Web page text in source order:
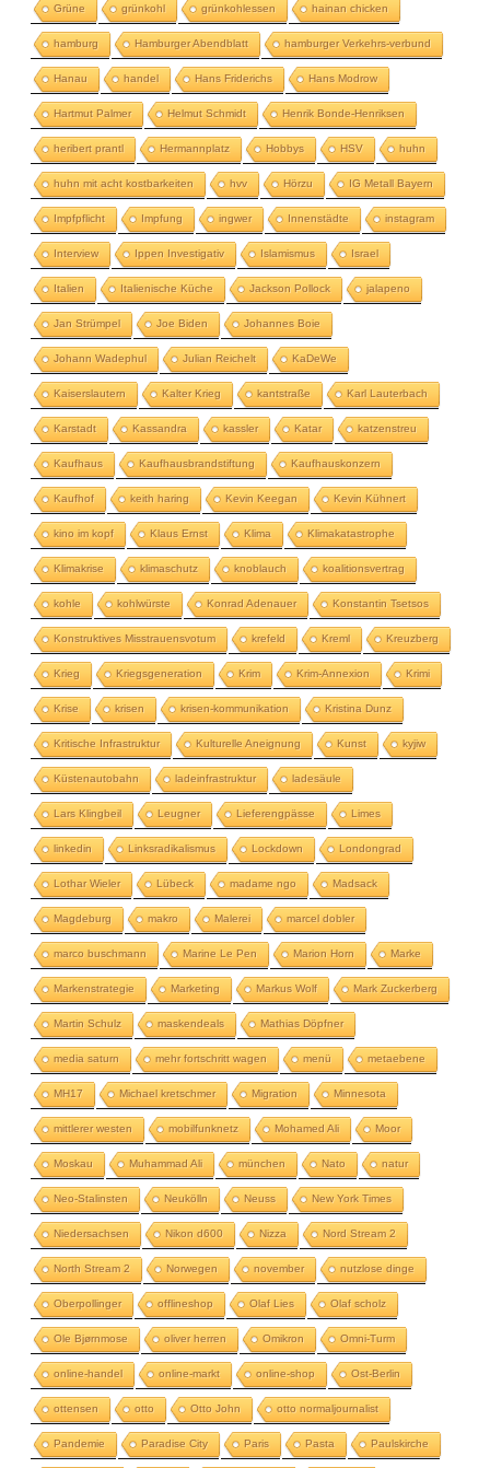
Grüne grünkohl grünkohlessen hainan chicken
hamburg Hamburger Abendblatt hamburger Verkehrs-verbund
Hanau handel Hans Friderichs Hans Modrow
Hartmut Palmer Helmut Schmidt Henrik Bonde-Henriksen
heribert prantl Hermannplatz Hobbys HSV huhn
huhn mit acht kostbarkeiten hvv Hörzu IG Metall Bayern
Impfpflicht Impfung ingwer Innenstädte instagram
Interview Ippen Investigativ Islamismus Israel
Italien Italienische Küche Jackson Pollock jalapeno
Jan Strümpel Joe Biden Johannes Boie
Johann Wadephul Julian Reichelt KaDeWe
Kaiserslautern Kalter Krieg kantstraße Karl Lauterbach
Karstadt Kassandra kassler Katar katzenstreu
Kaufhaus Kaufhausbrandstiftung Kaufhauskonzern
Kaufhof keith haring Kevin Keegan Kevin Kühnert
kino im kopf Klaus Ernst Klima Klimakatastrophe
Klimakrise klimaschutz knoblauch koalitionsvertrag
kohle kohlwürste Konrad Adenauer Konstantin Tsetsos
Konstruktives Misstrauensvotum krefeld Kreml Kreuzberg
Krieg Kriegsgeneration Krim Krim-Annexion Krimi
Krise krisen krisen-kommunikation Kristina Dunz
Kritische Infrastruktur Kulturelle Aneignung Kunst kyjiw
Küstenautobahn ladeinfrastruktur ladesäule
Lars Klingbeil Leugner Lieferengpässe Limes
linkedin Linksradikalismus Lockdown Londongrad
Lothar Wieler Lübeck madame ngo Madsack
Magdeburg makro Malerei marcel dobler
marco buschmann Marine Le Pen Marion Horn Marke
Markenstrategie Marketing Markus Wolf Mark Zuckerberg
Martin Schulz maskendeals Mathias Döpfner
media saturn mehr fortschritt wagen menü metaebene
MH17 Michael kretschmer Migration Minnesota
mittlerer westen mobilfunknetz Mohamed Ali Moor
Moskau Muhammad Ali münchen Nato natur
Neo-Stalinsten Neukölln Neuss New York Times
Niedersachsen Nikon d600 Nizza Nord Stream 2
North Stream 2 Norwegen november nutzlose dinge
Oberpollinger offlineshop Olaf Lies Olaf scholz
Ole Bjørnmose oliver herren Omikron Omni-Turm
online-handel online-markt online-shop Ost-Berlin
ottensen otto Otto John otto normaljournalist
Pandemie Paradise City Paris Pasta Paulskirche